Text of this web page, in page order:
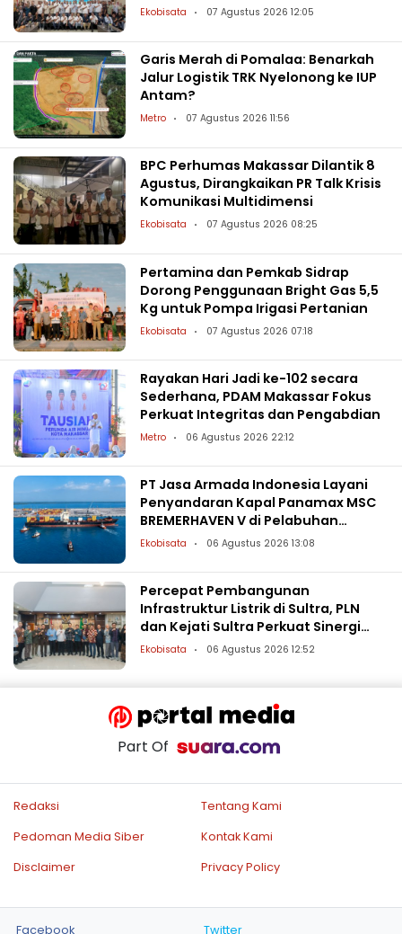
Ekobisata 07 Agustus 2026 12:05
Garis Merah di Pomalaa: Benarkah
Jalur Logistik TRK Nyelonong ke IUP
Antam?
Metro 07 Agustus 2026 11:56
BPC Perhumas Makassar Dilantik 8
Agustus, Dirangkaikan PR Talk Krisis
Komunikasi Multidimensi
Ekobisata 07 Agustus 2026 08:25
Pertamina dan Pemkab Sidrap
Dorong Penggunaan Bright Gas 5,5
Kg untuk Pompa Irigasi Pertanian
Ekobisata 07 Agustus 2026 07:18
Rayakan Hari Jadi ke-102 secara
Sederhana, PDAM Makassar Fokus
Perkuat Integritas dan Pengabdian
Metro 06 Agustus 2026 22:12
PT Jasa Armada Indonesia Layani
Penyandaran Kapal Panamax MSC
BREMERHAVEN V di Pelabuhan
Patimban
Ekobisata 06 Agustus 2026 13:08
Percepat Pembangunan
Infrastruktur Listrik di Sultra, PLN
dan Kejati Sultra Perkuat Sinergi
Hukum
Ekobisata 06 Agustus 2026 12:52
Part Of
Redaksi
Tentang Kami
Pedoman Media Siber
Kontak Kami
Disclaimer
Privacy Policy
Facebook Twitter